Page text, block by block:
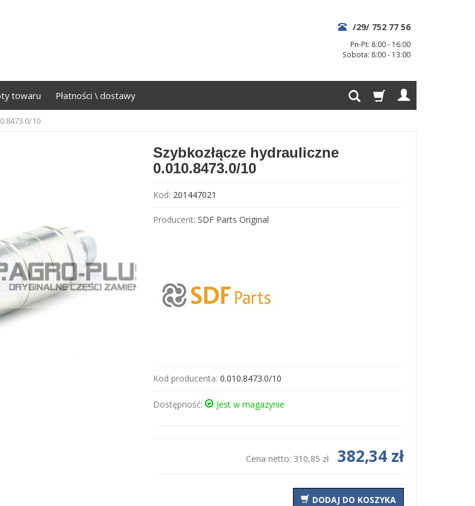
/29/ 752 77 56
Pn-Pt: 8:00 - 16:00
Sobota: 8:00 - 13:00
towaru Płatności \ dostawy
10
Szybkozłącze hydrauliczne
0.010.8473.0/10
Kod: 201447021
Producent: SDF Parts Original
Kod producenta: 0.010.8473.0/10
Dostępność: Jest w magazynie
Cena netto: 310,85 zł 382,34 zł
DODAJ DO KOSZYKA